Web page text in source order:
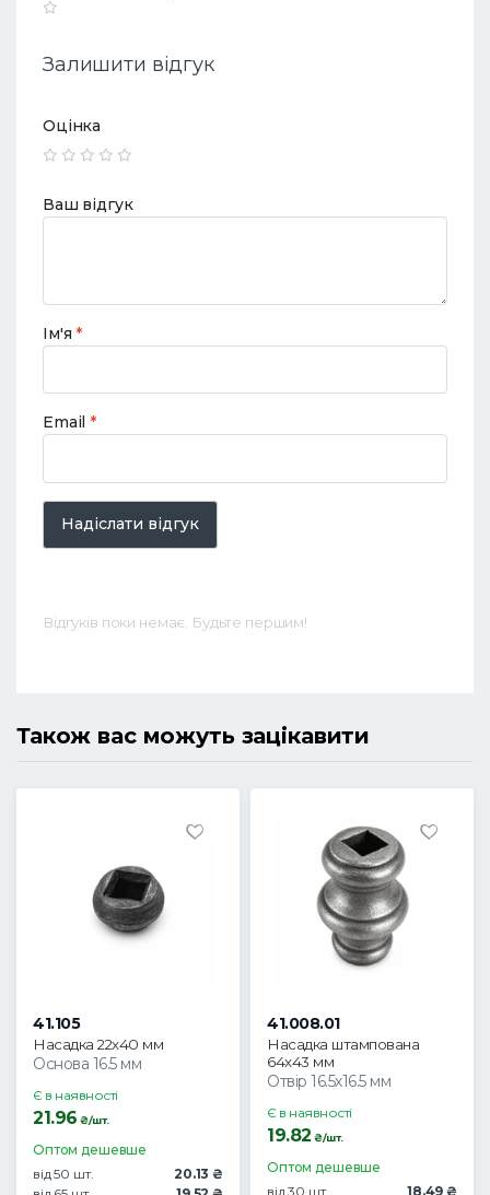
Залишити відгук
Оцінка
Ваш відгук
Ім'я*
Email*
Надіслати відгук
Відгуків поки немає. Будьте першим!
Також вас можуть зацікавити
41.105
Насадка 22х40 мм
Основа 16.5 мм
Є в наявності
21.96 ₴/шт.
Оптом дешевше
від 50 шт.
20.13 ₴
41.008.01
Насадка штампована
64х43 мм
Отвір 16.5х16.5 мм
Є в наявності
19.82 ₴/шт.
Оптом дешевше
від 30 шт.
18.49 ₴